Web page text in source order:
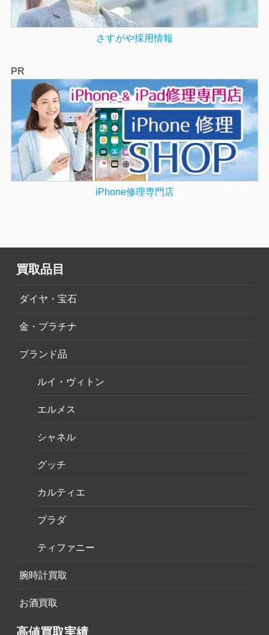
さすがや採用情報
PR
iPhone修理専門店
買取品目
ダイヤ・宝石
金・プラチナ
ブランド品
ルイ・ヴィトン
エルメス
シャネル
グッチ
カルティエ
プラダ
ティファニー
腕時計買取
お酒買取
高値買取実績